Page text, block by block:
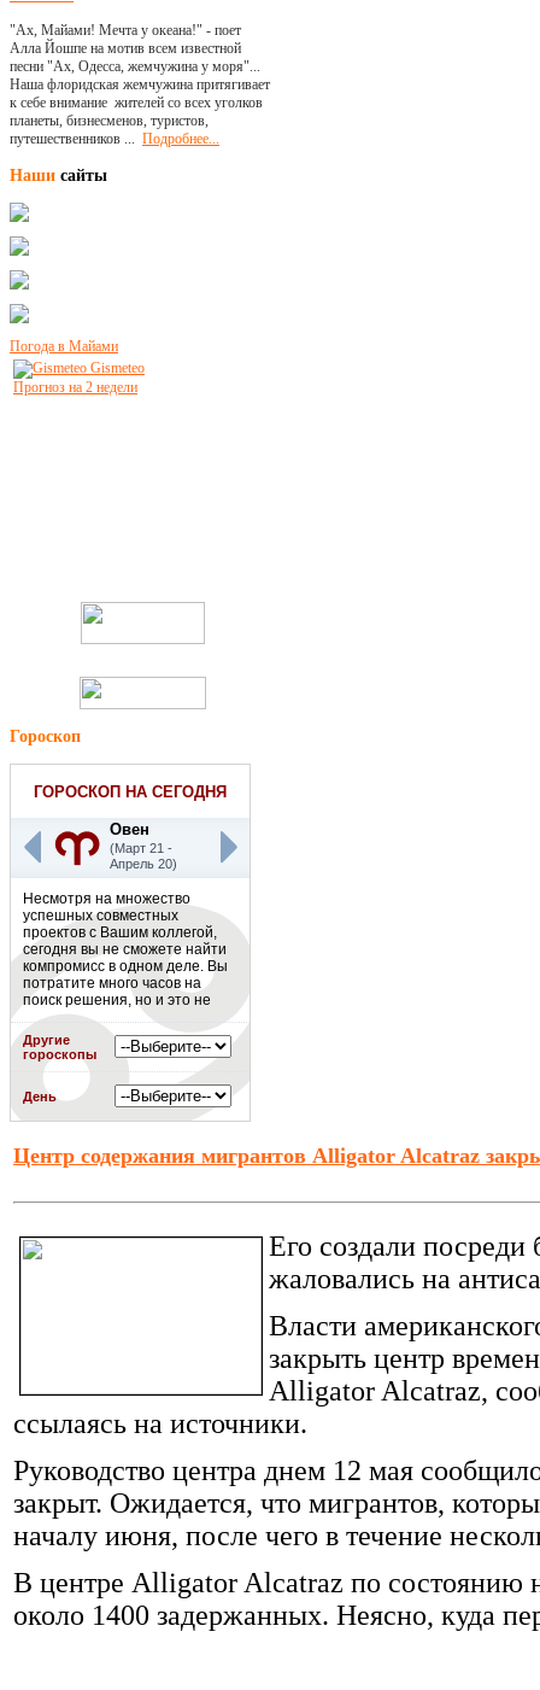
"Ах, Майами! Мечта у океана!" - поет
Алла Йошпе на мотив всем известной
песни "Ах, Одесса, жемчужина у моря"...
Наша флоридская жемчужина притягивает
к себе внимание жителей со всех уголков
планеты, бизнесменов, туристов,
путешественников ... Подробнее...
Наши сайты
Погода в Майами
Gismeteo
Прогноз на 2 недели
Гороскоп
ГОРОСКОП НА СЕГОДНЯ
Овен
(Март 21 -
Апрель 20)
Несмотря на множество
успешных совместных
проектов с Вашим коллегой,
сегодня вы не сможете найти
компромисс в одном деле. Вы
потратите много часов на
поиск решения, но и это не
приведет Вас к желаемому
результату. Есть риск, что
больше с этим коллегой Вы
сотрудничать не будете.
Подробнее
Другие
гороскопы
День
Центр содержания мигрантов Alligator Alcatraz
Его создали посреди
жаловались на
Власти
закрыть центр
Alligator Alcatraz,
ссылаясь на источники.
Руководство центра днем 12 мая
закрыт. Ожидается, что мигрантов,
началу июня, после чего в течение
В центре Alligator Alcatraz по состоянию
около 1400 задержанных. Неясно, куда